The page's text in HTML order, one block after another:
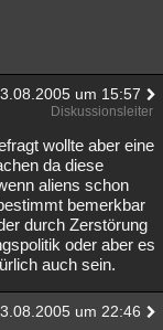
um 15:57
Diskussionsleiter
wollte aber eine
da diese
aliens schon
bemerkbar
durch Zerstörung
oder aber es
auch sein.
um 22:46